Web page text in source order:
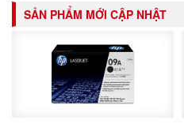
SẢN PHẨM MỚI CẬP NHẬT